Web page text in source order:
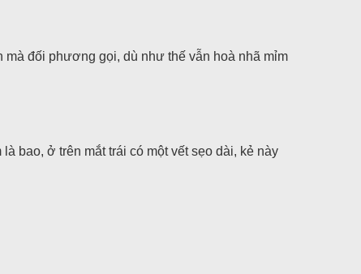
mà đối phương gọi, dù như thế vẫn hoà nhã mỉm
bao, ở trên mắt trái có một vết sẹo dài, kẻ này